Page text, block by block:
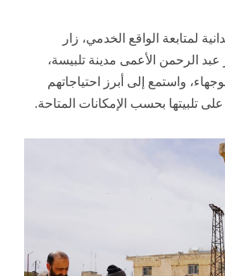
لمتابعة الواقع الخدمي، زار
الرحمن الأعمى مدينة تلبيسة،
واستمع إلى أبرز احتياجاتهم
تلبيتها بحسب الإمكانات المتاحة.